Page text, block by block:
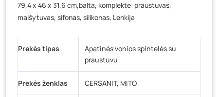
Baravykų g. 1, Druskininkai- 0 vienetų
Vilniaus g. 89D, Ukmergė- 0 vienetų
K. Donelaičio g. 17, Rokiškis
Šaltupės g. 64, Zarasai- 0 vienetų
79,4 x 46 x 31,6 cm,balta, komplekte: praustuvas,
maišytuvas, sifonas, silikonas, Lenkija
Prekės tipas
Apatinės vonios spintelės su
praustuvu
Prekės ženklas CERSANIT, MITO